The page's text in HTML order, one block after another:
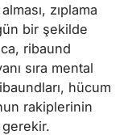
zıplama
bir şekilde
ribaund
sıra mental
hücum
rakiplerinin